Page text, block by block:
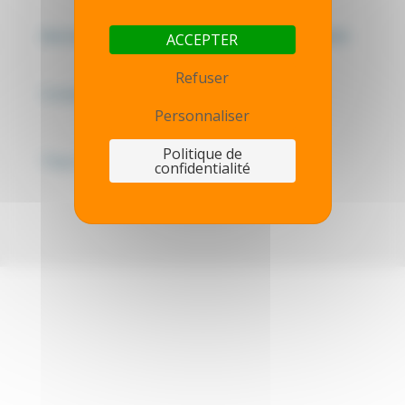
Mentions légales - Politique de confidentialité
ACCEPTER
Refuser
Personnaliser
Politique de
confidentialité